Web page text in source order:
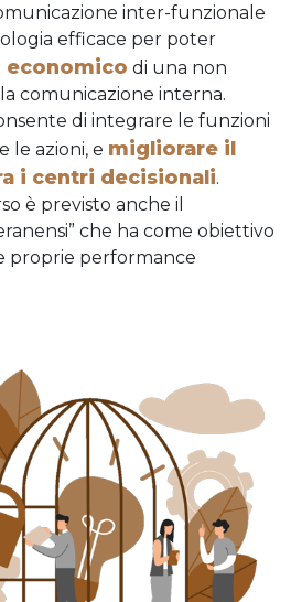
inter-funzionale
efficace per poter
economico di una non
comunicazione interna.
di integrare le funzioni
le azioni, e migliorare il
i centri decisionali.
è previsto anche il
” che ha come obiettivo
proprie performance